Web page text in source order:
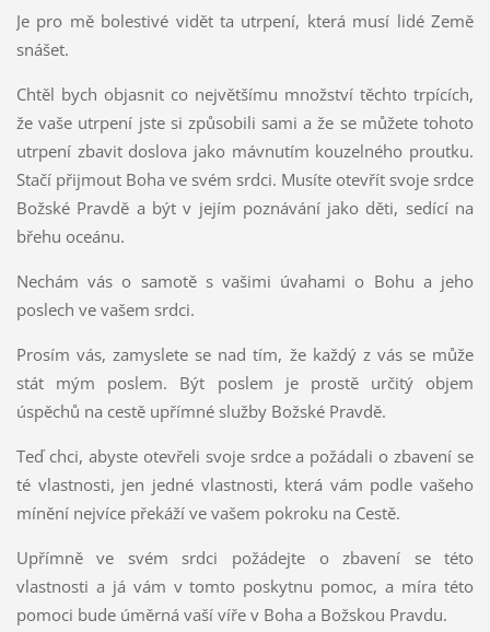
Je pro mě bolestivé vidět ta utrpení, která musí lidé Země
snášet.
Chtěl bych objasnit co největšímu množství těchto trpících,
že vaše utrpení jste si způsobili sami a že se můžete tohoto
utrpení zbavit doslova jako mávnutím kouzelného proutku.
Stačí přijmout Boha ve svém srdci. Musíte otevřít svoje srdce
Božské Pravdě a být v jejím poznávání jako děti, sedící na
břehu oceánu.
Nechám vás o samotě s vašimi úvahami o Bohu a jeho
poslech ve vašem srdci.
Prosím vás, zamyslete se nad tím, že každý z vás se může
stát mým poslem. Být poslem je prostě určitý objem
úspěchů na cestě upřímné služby Božské Pravdě.
Teď chci, abyste otevřeli svoje srdce a požádali o zbavení se
té vlastnosti, jen jedné vlastnosti, která vám podle vašeho
mínění nejvíce překáží ve vašem pokroku na Cestě.
Upřímně ve svém srdci požádejte o zbavení se této
vlastnosti a já vám v tomto poskytnu pomoc, a míra této
pomoci bude úměrná vaší víře v Boha a Božskou Pravdu.